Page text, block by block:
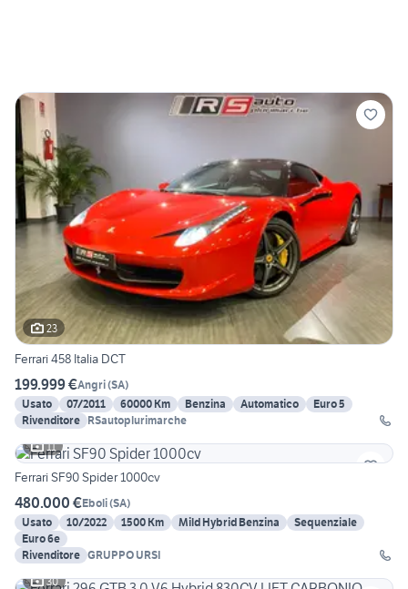
23
Ferrari 458 Italia DCT
199.999 €Angri(SA)
Usato
07/2011 60000 Km Benzina Automatico
Euro 5
Rivenditore RSautoplurimarche
11
Ferrari SF90 Spider 1000cv
480.000 €Eboli(SA)
Usato
10/2022 1500 Km Mild Hybrid Benzina
Sequenziale
Euro 6e
Rivenditore GRUPPO URSI
30